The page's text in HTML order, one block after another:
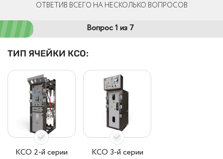
ОТВЕТИВ ВСЕГО НА НЕСКОЛЬКО ВОПРОСОВ
Вопрос 1 из 7
ТИП ЯЧЕЙКИ КСО:
КСО 2-й серии КСО 3-й серии